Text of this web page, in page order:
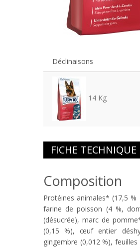
Déclinaisons
14 Kg
FICHE TECHNIQUE
Composition
Protéines animales* (17,5
farine de poisson (4 %,
(désucrée), marc de
(0,15 %), œuf entier
gingembre (0,012 %),